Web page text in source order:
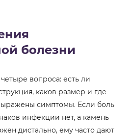
болезни
вопроса: есть ли
каков размер и где
симптомы. Если боль
инфекции нет, а камень
дистально, ему часто дают